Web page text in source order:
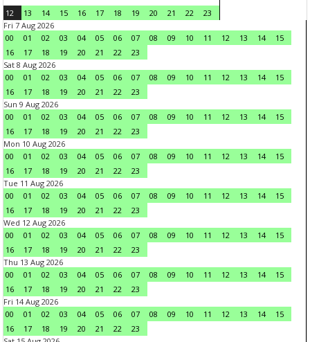
12 13 14 15 16 17 18 19 20 21 22
23
Fri 7 Aug 2026
00
01 02 03 04 05 06 07 08 09 10 11 12 13 14
15
16
17 18 19 20 21 22
23
Sat 8 Aug 2026
00
01 02 03 04 05 06 07 08 09 10 11 12 13 14
15
16
17 18 19 20 21 22
23
Sun 9 Aug 2026
00
01 02 03 04 05 06 07 08 09 10 11 12 13 14
15
16
17 18 19 20 21 22
23
Mon 10 Aug 2026
00
01 02 03 04 05 06 07 08 09 10 11 12 13 14
15
16
17 18 19 20 21 22
23
Tue 11 Aug 2026
00
01 02 03 04 05 06 07 08 09 10 11 12 13 14
15
16
17 18 19 20 21 22
23
Wed 12 Aug 2026
00
01 02 03 04 05 06 07 08 09 10 11 12 13 14
15
16
17 18 19 20 21 22
23
Thu 13 Aug 2026
00
01 02 03 04 05 06 07 08 09 10 11 12 13 14
15
16
17 18 19 20 21 22
23
Fri 14 Aug 2026
00
01 02 03 04 05 06 07 08 09 10 11 12 13 14
15
16
17 18 19 20 21 22
23